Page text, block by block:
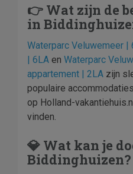
👉 Wat zijn de
in
Waterparc Veluwemeer
| 6LA en Waterparc
appartement | 2LA zijn
populaire
op Holland-
vinden.
💎 Wat kan je
Biddinghuizen?